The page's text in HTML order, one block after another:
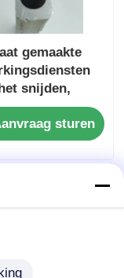
gemaakte
snijden,
lassen en
vansturen